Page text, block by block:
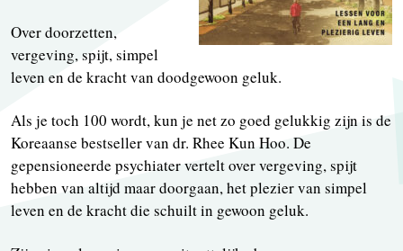
Over doorzetten,
vergeving, spijt, simpel
leven en de kracht van doodgewoon geluk.
Als je toch 100 wordt, kun je net zo goed gelukkig zijn is de
Koreaanse bestseller van dr. Rhee Kun Hoo. De
gepensioneerde psychiater vertelt over vergeving, spijt
hebben van altijd maar doorgaan, het plezier van simpel
leven en de kracht die schuilt in gewoon geluk.